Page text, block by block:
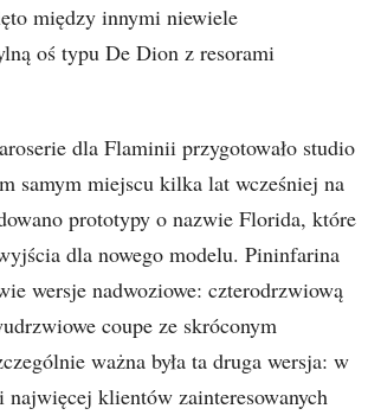
między innymi niewiele
oś typu De Dion z resorami
dla Flaminii przygotowało studio
samym miejscu kilka lat wcześniej na
prototypy o nazwie Florida, które
dla nowego modelu. Pininfarina
wersje nadwoziowe: czterodrzwiową
coupe ze skróconym
ważna była ta druga wersja: w
klientów zainteresowanych